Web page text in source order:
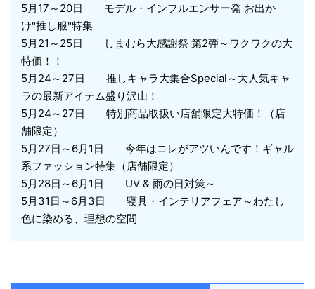
5月17～20日 モデル・インフルエンサー発 お出か
け"推し服"特集
5月21～25日 しまむら大感謝祭 第2弾～ワクワクの大
特価！！
5月24～27日 推しキャラ大集合Special～大人気キャ
ラの最新アイテム盛り沢山！
5月24～27日 特別商品取扱い店舗限定大特価！（店
舗限定）
5月27日～6月1日 今年はコレがアツいんです！ギャル
系ファッション特集（店舗限定）
5月28日～6月1日 UV & 雨の日対策～
5月31日～6月3日 寝具・インテリアフェア～わたし
色に染める、理想の空間